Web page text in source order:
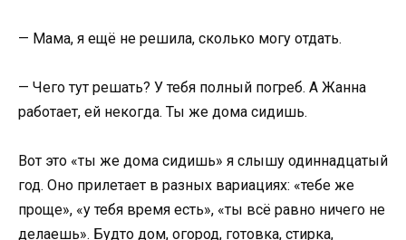
— Мама, я ещё не решила, сколько могу отдать.
— Чего тут решать? У тебя полный погреб. А Жанна
работает, ей некогда. Ты же дома сидишь.
Вот это «ты же дома сидишь» я слышу одиннадцатый
год. Оно прилетает в разных вариациях: «тебе же
проще», «у тебя время есть», «ты всё равно ничего не
делаешь». Будто дом, огород, готовка, стирка,